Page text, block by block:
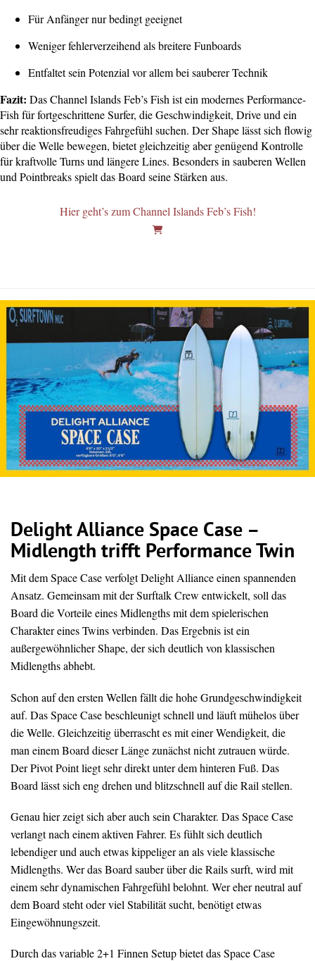
Für Anfänger nur bedingt geeignet
Weniger fehlerverzeihend als breitere Funboards
Entfaltet sein Potenzial vor allem bei sauberer Technik
Fazit: Das Channel Islands Feb’s Fish ist ein modernes Performance-
Fish für fortgeschrittene Surfer, die Geschwindigkeit, Drive und ein
sehr reaktionsfreudiges Fahrgefühl suchen. Der Shape lässt sich flowig
über die Welle bewegen, bietet gleichzeitig aber genügend Kontrolle
für kraftvolle Turns und längere Lines. Besonders in sauberen Wellen
und Pointbreaks spielt das Board seine Stärken aus.
Hier geht’s zum Channel Islands Feb’s Fish!
Delight Alliance Space Case –
Midlength trifft Performance Twin
Mit dem Space Case verfolgt Delight Alliance einen spannenden
Ansatz. Gemeinsam mit der Surftalk Crew entwickelt, soll das
Board die Vorteile eines Midlengths mit dem spielerischen
Charakter eines Twins verbinden. Das Ergebnis ist ein
außergewöhnlicher Shape, der sich deutlich von klassischen
Midlengths abhebt.
Schon auf den ersten Wellen fällt die hohe Grundgeschwindigkeit
auf. Das Space Case beschleunigt schnell und läuft mühelos über
die Welle. Gleichzeitig überrascht es mit einer Wendigkeit, die
man einem Board dieser Länge zunächst nicht zutrauen würde.
Der Pivot Point liegt sehr direkt unter dem hinteren Fuß. Das
Board lässt sich eng drehen und blitzschnell auf die Rail stellen.
Genau hier zeigt sich aber auch sein Charakter. Das Space Case
verlangt nach einem aktiven Fahrer. Es fühlt sich deutlich
lebendiger und auch etwas kippeliger an als viele klassische
Midlengths. Wer das Board sauber über die Rails surft, wird mit
einem sehr dynamischen Fahrgefühl belohnt. Wer eher neutral auf
dem Board steht oder viel Stabilität sucht, benötigt etwas
Eingewöhnungszeit.
Durch das variable 2+1 Finnen Setup bietet das Space Case